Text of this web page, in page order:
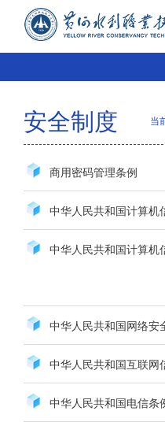
安全制度 当
商用密码管理条例
中华人民共和国计算机
中华人民共和国计算机
中华人民共和国网络安
中华人民共和国互联网
中华人民共和国电信条